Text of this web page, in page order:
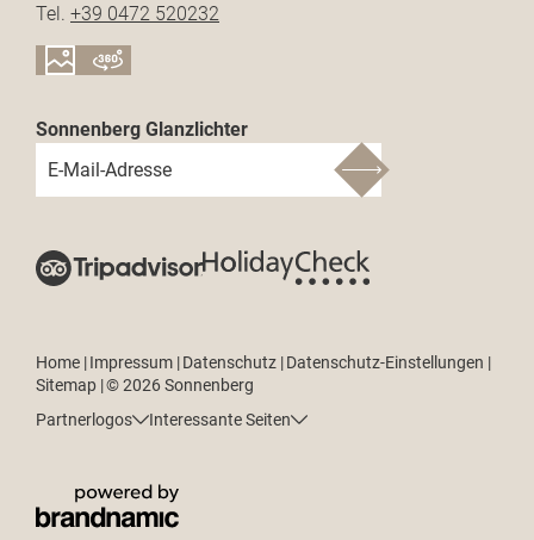
Tel. +39 0472 520232
Sonnenberg Glanzlichter
E-Mail-Adresse
Home |Impressum |Datenschutz |Datenschutz-Einstellungen |
Sitemap |© 2026 Sonnenberg
Partnerlogos
Interessante Seiten